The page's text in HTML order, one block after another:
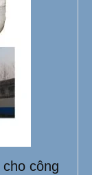
công